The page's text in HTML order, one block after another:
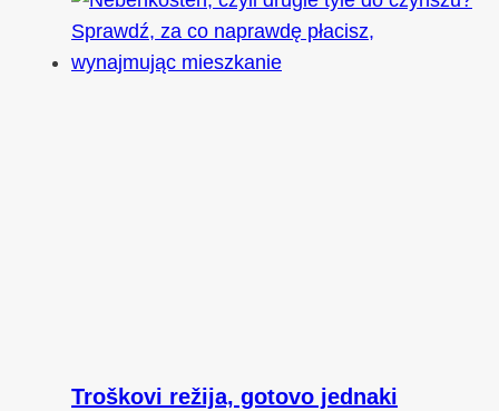
Troškovi režija, gotovo jednaki